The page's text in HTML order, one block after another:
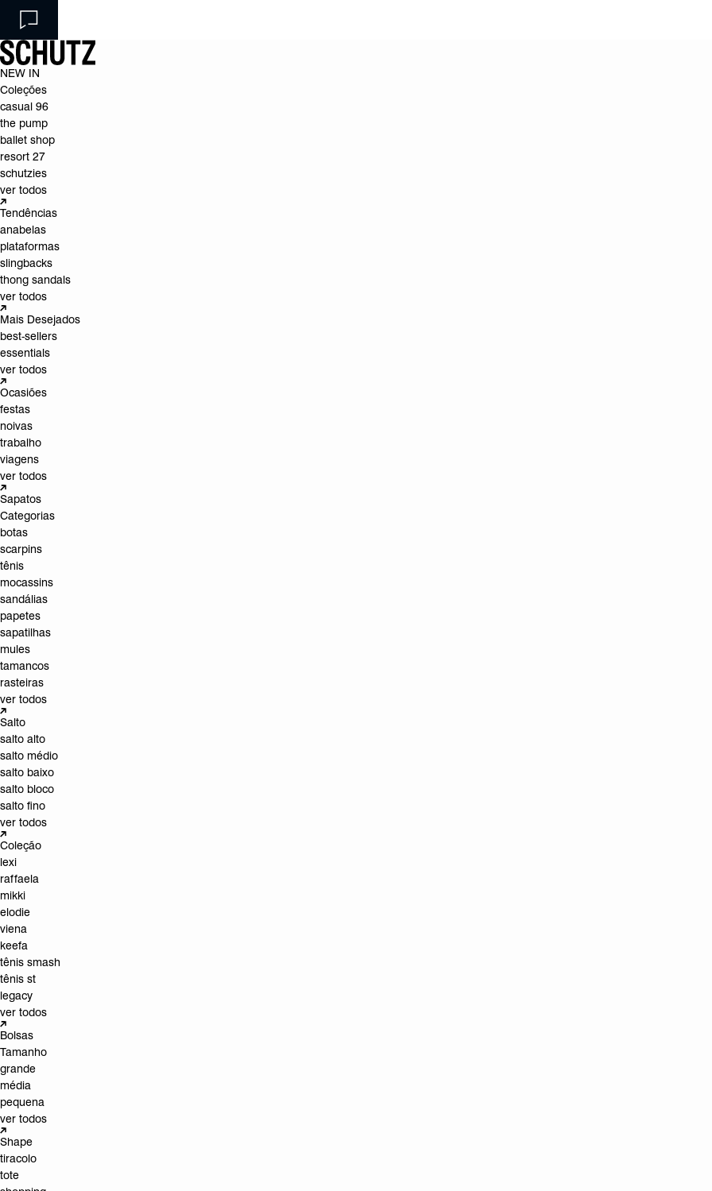
NEW IN
Coleções
casual 96
the pump
ballet shop
resort 27
schutzies
ver todos
Tendências
anabelas
plataformas
slingbacks
thong sandals
ver todos
Mais Desejados
best-sellers
essentials
ver todos
Ocasiões
festas
noivas
trabalho
viagens
ver todos
Sapatos
Categorias
botas
scarpins
tênis
mocassins
sandálias
papetes
sapatilhas
mules
tamancos
rasteiras
ver todos
Salto
salto alto
salto médio
salto baixo
salto bloco
salto fino
ver todos
Coleção
lexi
raffaela
mikki
elodie
viena
keefa
tênis smash
tênis st
legacy
ver todos
Bolsas
Tamanho
grande
média
pequena
ver todos
Shape
tiracolo
tote